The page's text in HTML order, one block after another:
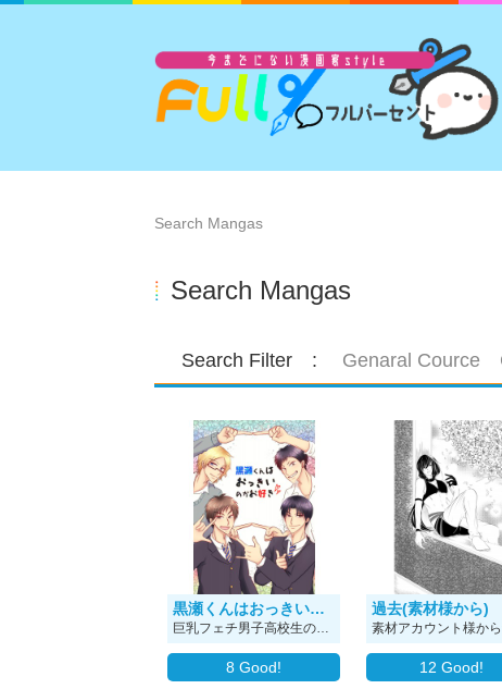
Search Mangas
Search Mangas
Search Filter : Genaral Cource
黒瀬くんはおっきいのがお好き
巨乳フェチ男子高校生のゆるい短編ラブコメです
8 Good!
過去(素材様から)
12 Good!